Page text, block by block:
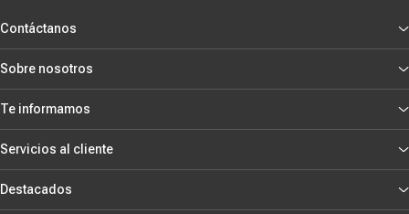
Contáctanos
Sobre nosotros
Te informamos
Servicios al cliente
Destacados